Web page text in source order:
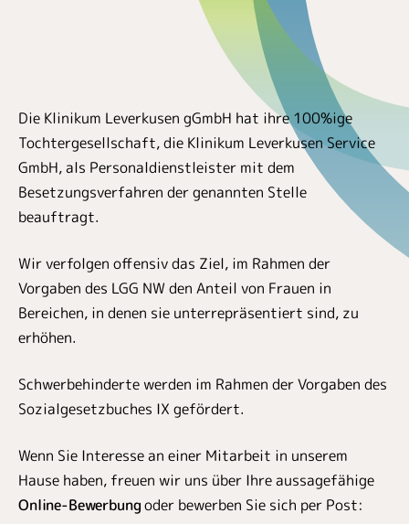
Die Klinikum Leverkusen gGmbH hat ihre 100%ige
Tochtergesellschaft, die Klinikum Leverkusen Service
GmbH, als Personaldienstleister mit dem
Besetzungsverfahren der genannten Stelle
beauftragt.
Wir verfolgen offensiv das Ziel, im Rahmen der
Vorgaben des LGG NW den Anteil von Frauen in
Bereichen, in denen sie unterrepräsentiert sind, zu
erhöhen.
Schwerbehinderte werden im Rahmen der Vorgaben des
Sozialgesetzbuches IX gefördert.
Wenn Sie Interesse an einer Mitarbeit in unserem
Hause haben, freuen wir uns über Ihre aussagefähige
Online-Bewerbungoder bewerben Sie sich per Post: